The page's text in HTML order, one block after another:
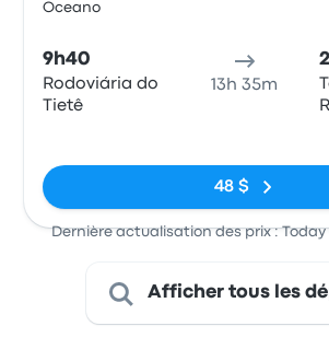
Oceano
9h40
Rodoviária do
Tietê
13h 35m
48 $
Dernière actualisation des prix : Today
Afficher tous les